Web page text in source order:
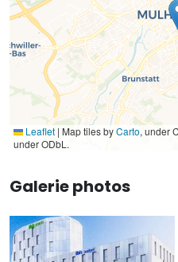
Leaflet | Map tiles byCarto, under
under ODbL.
Galerie photos